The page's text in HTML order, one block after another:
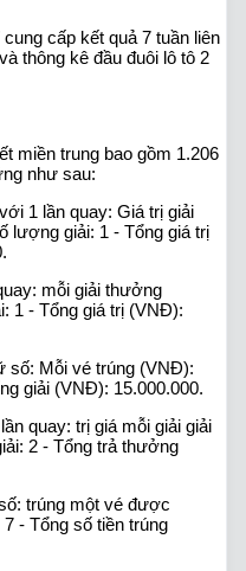
cấp kết quả 7 tuần liên
thông kê đầu đuôi lô tô 2
miền trung bao gồm 1.206
như sau:
1 lần quay: Giá trị giải
lượng giải: 1 - Tổng giá trị
mỗi giải thưởng
1 - Tổng giá trị (VNĐ):
số: Mỗi vé trúng (VNĐ):
giải (VNĐ): 15.000.000.
quay: trị giá mỗi giải giải
2 - Tổng trả thưởng
trúng một vé được
- Tổng số tiền trúng